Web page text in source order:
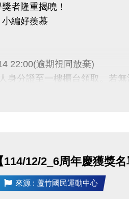
者隆重揭曉！
編好羨慕
22:00(逾期視同放棄)
身分證至一樓櫃台領取。若
動中心保有解釋、修正、調
12/2_6周年慶獲獎名
來源 : 蘆竹國民運動中心